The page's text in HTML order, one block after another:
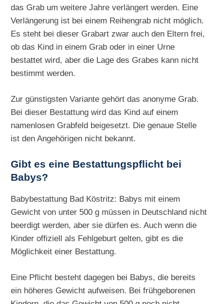
das Grab um weitere Jahre verlängert werden. Eine
Verlängerung ist bei einem Reihengrab nicht möglich.
Es steht bei dieser Grabart zwar auch den Eltern frei,
ob das Kind in einem Grab oder in einer Urne
bestattet wird, aber die Lage des Grabes kann nicht
bestimmt werden.
Zur günstigsten Variante gehört das anonyme Grab.
Bei dieser Bestattung wird das Kind auf einem
namenlosen Grabfeld beigesetzt. Die genaue Stelle
ist den Angehörigen nicht bekannt.
Gibt es eine Bestattungspflicht bei
Babys?
Babybestattung Bad Köstritz: Babys mit einem
Gewicht von unter 500 g müssen in Deutschland nicht
beerdigt werden, aber sie dürfen es. Auch wenn die
Kinder offiziell als Fehlgeburt gelten, gibt es die
Möglichkeit einer Bestattung.
Eine Pflicht besteht dagegen bei Babys, die bereits
ein höheres Gewicht aufweisen. Bei frühgeborenen